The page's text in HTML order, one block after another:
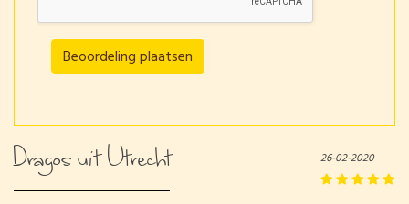
Beoordeling plaatsen
Dragos uit Utrecht 26-02-2020